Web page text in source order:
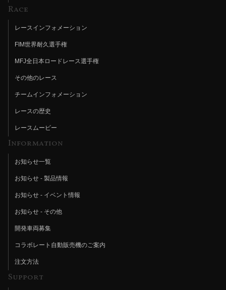
Race
レースインフォメーション
FIM世界耐久選手権
MFJ全日本ロードレース選手権
その他のレース
チームインフォメーション
レースの歴史
レースムービー
Information
お知らせ一覧
お知らせ - 製品情報
お知らせ - イベント情報
お知らせ - その他
開発車両募集
コラボレート自動販売機のご案内
注文方法
Support